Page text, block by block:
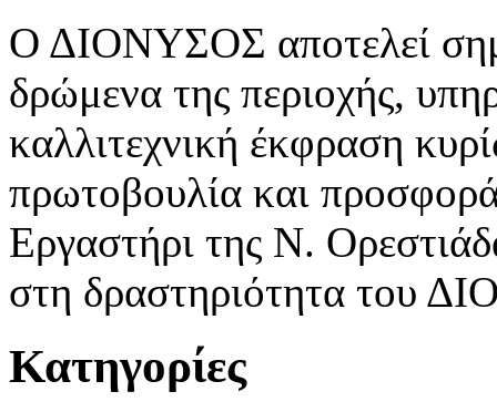
Ο ΔΙΟΝΥΣΟΣ αποτελεί
δρώμενα της περιοχής,
καλλιτεχνική έκφραση
πρωτοβουλία και
Εργαστήρι της Ν.
στη δραστηριότητα του
Κατηγορίες